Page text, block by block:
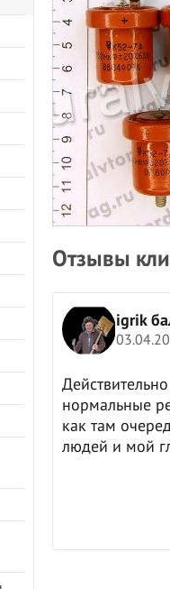
Отзывы
igrik
нормальные
как там
людей и мой